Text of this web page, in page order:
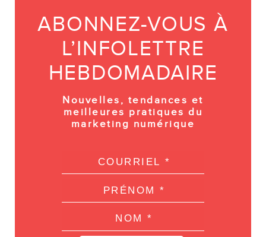
ABONNEZ-VOUS À
L’INFOLETTRE
HEBDOMADAIRE
Nouvelles, tendances et
meilleures pratiques du
marketing numérique